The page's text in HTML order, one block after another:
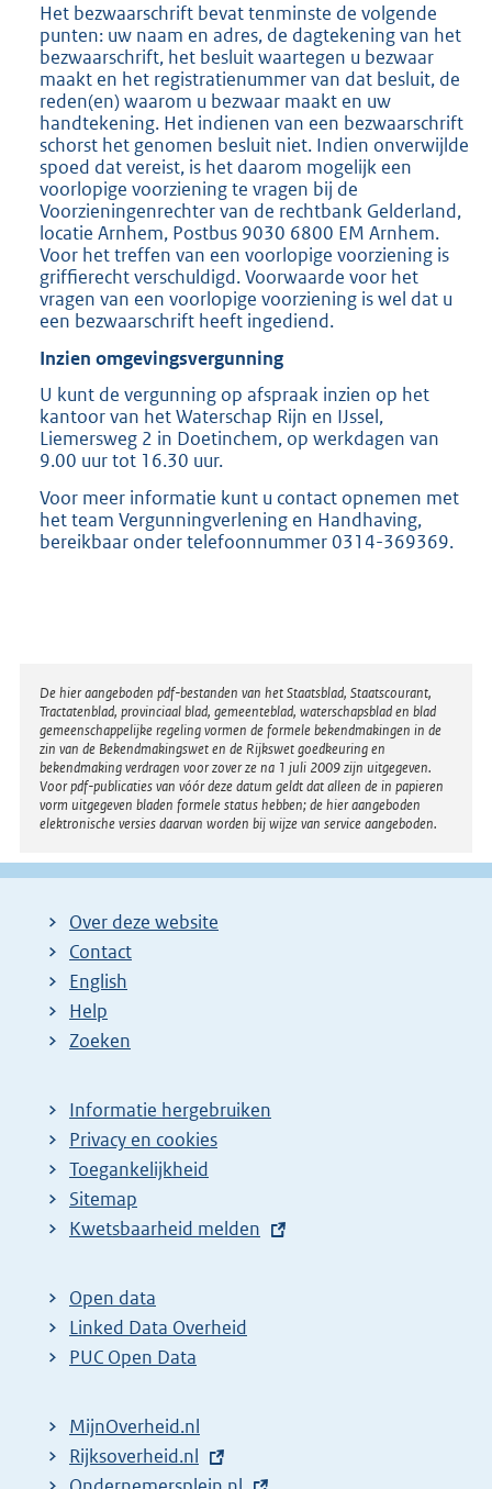
Het bezwaarschrift bevat tenminste de volgende
punten: uw naam en adres, de dagtekening van het
bezwaarschrift, het besluit waartegen u bezwaar
maakt en het registratienummer van dat besluit, de
reden(en) waarom u bezwaar maakt en uw
handtekening. Het indienen van een bezwaarschrift
schorst het genomen besluit niet. Indien onverwijlde
spoed dat vereist, is het daarom mogelijk een
voorlopige voorziening te vragen bij de
Voorzieningenrechter van de rechtbank Gelderland,
locatie Arnhem, Postbus 9030 6800 EM Arnhem.
Voor het treffen van een voorlopige voorziening is
griffierecht verschuldigd. Voorwaarde voor het
vragen van een voorlopige voorziening is wel dat u
een bezwaarschrift heeft ingediend.
Inzien omgevingsvergunning
U kunt de vergunning op afspraak inzien op het
kantoor van het Waterschap Rijn en IJssel,
Liemersweg 2 in Doetinchem, op werkdagen van
9.00 uur tot 16.30 uur.
Voor meer informatie kunt u contact opnemen met
het team Vergunningverlening en Handhaving,
bereikbaar onder telefoonnummer 0314-369369.
Disclaimer
De hier aangeboden pdf-bestanden van het Staatsblad, Staatscourant,
Tractatenblad, provinciaal blad, gemeenteblad, waterschapsblad en blad
gemeenschappelijke regeling vormen de formele bekendmakingen in de
zin van de Bekendmakingswet en de Rijkswet goedkeuring en
bekendmaking verdragen voor zover ze na 1 juli 2009 zijn uitgegeven.
Voor pdf-publicaties van vóór deze datum geldt dat alleen de in papieren
vorm uitgegeven bladen formele status hebben; de hier aangeboden
elektronische versies daarvan worden bij wijze van service aangeboden.
Over deze website
Contact
English
Help
Zoeken
Informatie hergebruiken
Privacy en cookies
Toegankelijkheid
Sitemap
E
t
e
r
l
i
Kwetsbaarheid melden
Open data
Linked Data Overheid
PUC Open Data
MijnOverheid.nl
E
Rijksoverheid.nl